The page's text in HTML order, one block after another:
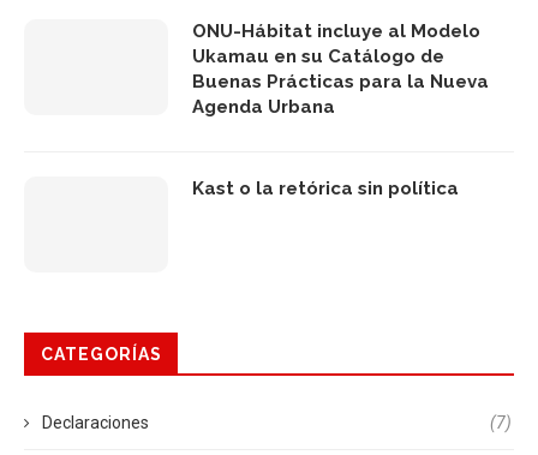
ONU-Hábitat incluye al Modelo
Ukamau en su Catálogo de
Buenas Prácticas para la Nueva
Agenda Urbana
Kast o la retórica sin política
CATEGORÍAS
Declaraciones (7)